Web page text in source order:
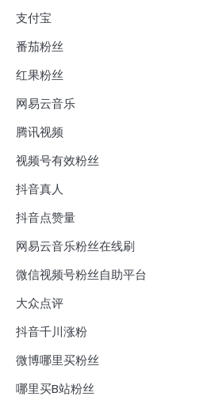
支付宝
番茄粉丝
红果粉丝
网易云音乐
腾讯视频
视频号有效粉丝
抖音真人
抖音点赞量
网易云音乐粉丝在线刷
微信视频号粉丝自助平台
大众点评
抖音千川涨粉
微博哪里买粉丝
哪里买B站粉丝